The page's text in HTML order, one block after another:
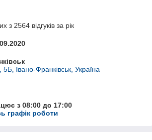
з 2564 відгуків за рік
5Б, Івано-Франківськ, Україна
з 08:00 до 17:00
графік роботи